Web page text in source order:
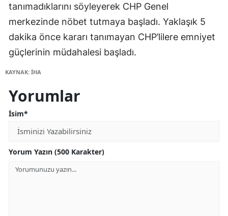
tanımadıklarını söyleyerek CHP Genel
merkezinde nöbet tutmaya başladı. Yaklaşık 5
dakika önce kararı tanımayan CHP’lilere emniyet
güçlerinin müdahalesi başladı.
KAYNAK: İHA
Yorumlar
İsim*
Yorum Yazın (500 Karakter)